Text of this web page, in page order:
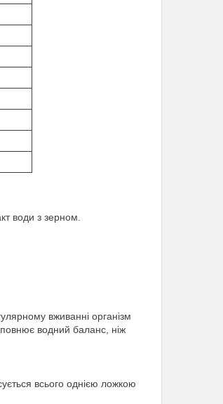
води з зерном.
вживанні організм
водний баланс, ніж
всього однією ложкою